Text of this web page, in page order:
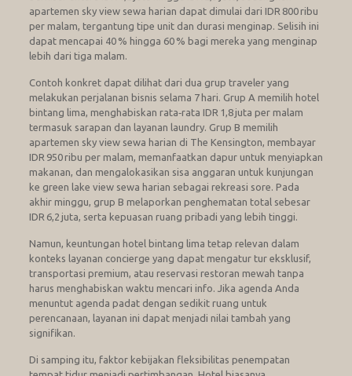
apartemen sky view sewa harian dapat dimulai dari IDR 800 ribu
per malam, tergantung tipe unit dan durasi menginap. Selisih ini
dapat mencapai 40 % hingga 60 % bagi mereka yang menginap
lebih dari tiga malam.
Contoh konkret dapat dilihat dari dua grup traveler yang
melakukan perjalanan bisnis selama 7 hari. Grup A memilih hotel
bintang lima, menghabiskan rata‑rata IDR 1,8 juta per malam
termasuk sarapan dan layanan laundry. Grup B memilih
apartemen sky view sewa harian di The Kensington, membayar
IDR 950 ribu per malam, memanfaatkan dapur untuk menyiapkan
makanan, dan mengalokasikan sisa anggaran untuk kunjungan
ke green lake view sewa harian sebagai rekreasi sore. Pada
akhir minggu, grup B melaporkan penghematan total sebesar
IDR 6,2 juta, serta kepuasan ruang pribadi yang lebih tinggi.
Namun, keuntungan hotel bintang lima tetap relevan dalam
konteks layanan concierge yang dapat mengatur tur eksklusif,
transportasi premium, atau reservasi restoran mewah tanpa
harus menghabiskan waktu mencari info. Jika agenda Anda
menuntut agenda padat dengan sedikit ruang untuk
perencanaan, layanan ini dapat menjadi nilai tambah yang
signifikan.
Di samping itu, faktor kebijakan fleksibilitas penempatan